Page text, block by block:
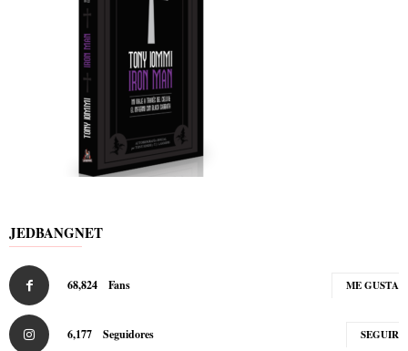
JEDBANGNET
68,824 Fans ME GUSTA
6,177 Seguidores SEGUIR